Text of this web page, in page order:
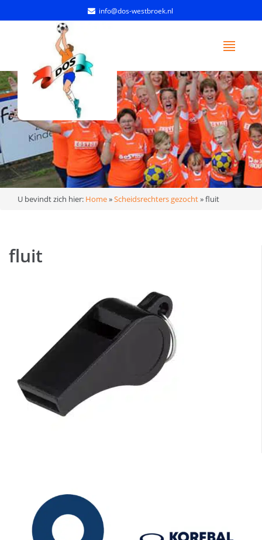
info@dos-westbroek.nl
U bevindt zich hier: Home»Scheidsrechters gezocht»fluit
fluit